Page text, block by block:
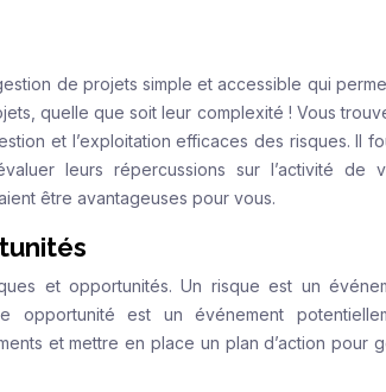
de projets simple et accessible qui
quelle que soit leur complexité ! Vous
et l’exploitation efficaces des risques. Il
leurs répercussions sur l’activité de
être avantageuses pour vous.
et opportunités. Un risque est un
opportunité est un événement
et mettre en place un plan d’action pour